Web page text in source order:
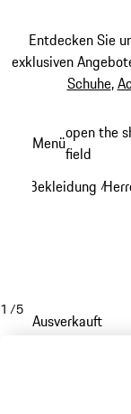
Entdecken Sie
exklusiven
Schuhe,
Hauptinhalt
Menüopen the
field
Bekleidung /
1 /5
Ausverkauft